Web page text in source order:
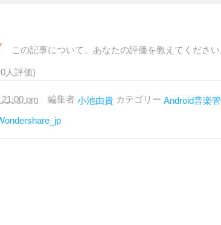
この記事について、あなたの評価を教えてください
0 人評価)
pm 編集者 小池由貴 カテゴリー Android音楽